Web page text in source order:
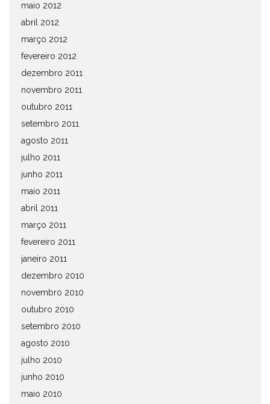
maio 2012
abril 2012
março 2012
fevereiro 2012
dezembro 2011
novembro 2011
outubro 2011
setembro 2011
agosto 2011
julho 2011
junho 2011
maio 2011
abril 2011
março 2011
fevereiro 2011
janeiro 2011
dezembro 2010
novembro 2010
outubro 2010
setembro 2010
agosto 2010
julho 2010
junho 2010
maio 2010